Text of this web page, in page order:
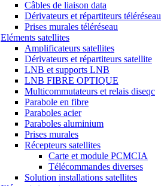
Câbles de liaison data
Dérivateurs et répartiteurs téléréseau
Prises murales téléréseau
Eléments satellites
Amplificateurs satellites
Dérivateurs et répartiteurs satellite
LNB et supports LNB
LNB FIBRE OPTIQUE
Multicommutateurs et relais diseqc
Parabole en fibre
Paraboles acier
Paraboles aluminium
Prises murales
Récepteurs satellites
Carte et module PCMCIA
Télécommandes diverses
Solution installations satellites